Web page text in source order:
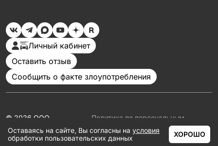
ГЛАВНАЯ КАТАЛОГ АКЦИИ КАЛЬКУЛЯТОР
Оставаясь на сайте, Вы согласны на условия
обработки пользовательских данных
ХОРОШО
Личный кабинет
Оставить отзыв
Сообщить о факте злоупотребления
© 2026 ООО
Автолизинг»
Политика по персональным
Документация
Партнеры